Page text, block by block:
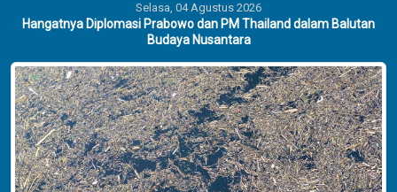
Selasa, 04 Agustus 2026
Hangatnya Diplomasi Prabowo dan PM Thailand dalam Balutan
Budaya Nusantara